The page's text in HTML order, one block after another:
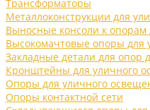
Трансформаторы
Металлоконструкции для
Выносные консоли к
Высокомачтовые опоры для
Закладные детали для опор
Кронштейны для уличного
Опоры для уличного
Опоры контактной сети